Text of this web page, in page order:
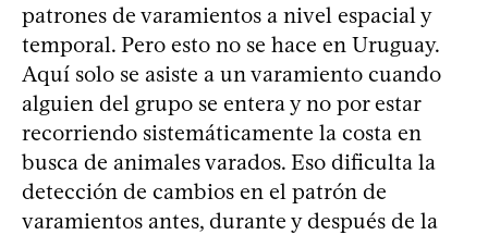
patrones de varamientos a nivel espacial y
temporal. Pero esto no se hace en Uruguay.
Aquí solo se asiste a un varamiento cuando
alguien del grupo se entera y no por estar
recorriendo sistemáticamente la costa en
busca de animales varados. Eso dificulta la
detección de cambios en el patrón de
varamientos antes, durante y después de la